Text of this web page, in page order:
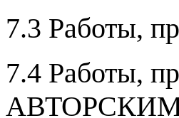
7.3 Работы,
7.4 Работы,